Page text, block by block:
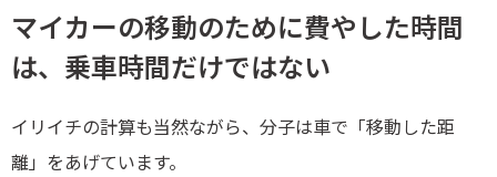
マイカーの移動のために費やした時間
は、乗車時間だけではない
イリイチの計算も当然ながら、分子は車で「移動した距
離」をあげています。